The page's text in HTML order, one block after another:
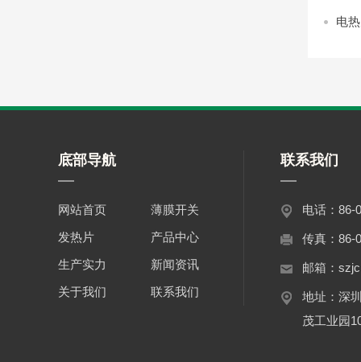
电
底部导航
网站首页
薄膜开关
发热片
产品中心
生产实力
新闻资讯
关于我们
联系我们
联系我们
电话：86-
传真：86-
邮箱：
地址：深
茂工业园